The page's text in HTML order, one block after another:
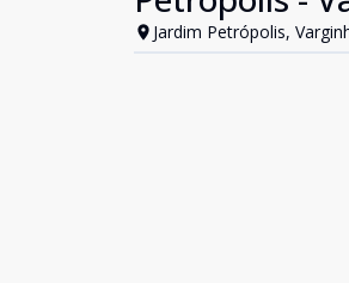
Jardim Petrópolis,